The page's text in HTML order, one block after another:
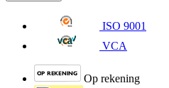
ISO 9001
VCA
Op rekening